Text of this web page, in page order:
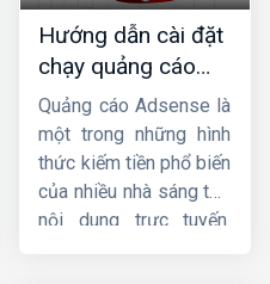
Hướng dẫn cài đặt
chạy quảng cáo
google adsense
chi tiết từ A-Z
Quảng cáo Adsense là
một trong những hình
thức kiếm tiền phổ biến
của nhiều nhà sáng tạo
nội dung trực tuyến.